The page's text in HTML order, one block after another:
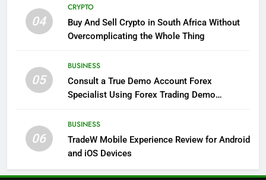
04
CRYPTO
Buy And Sell Crypto in South Africa Without
Overcomplicating the Whole Thing
05
BUSINESS
Consult a True Demo Account Forex
Specialist Using Forex Trading Demo
06
BUSINESS
TradeW Mobile Experience Review for Android
and iOS Devices